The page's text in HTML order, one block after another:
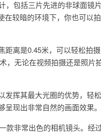
，包括三片先进的非球面镜
在较暗的环境下，你也可以
距离是0.45米，可以轻松拍
，无论在视频拍摄还是照片
发挥其最大光圈的优势，轻
现出非常自然的画面效果。
款非常出色的相机镜头。经